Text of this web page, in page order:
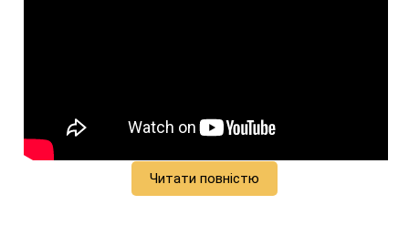
Читати повністю